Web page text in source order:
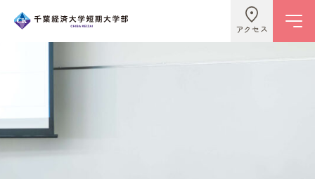
アクセス
学校情報
ビジネスライフ学科